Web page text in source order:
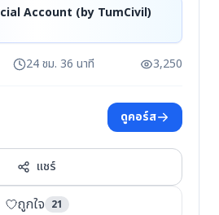
Account (by TumCivil)
24 ชม. 36 นาที 3,250
ดูคอร์ส
แชร์
ถูกใจ 21